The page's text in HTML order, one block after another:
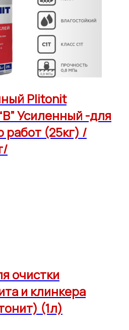
Plitonit
Усиленный -для
работ (25кг) /
очистки
и клинкера
(1л)